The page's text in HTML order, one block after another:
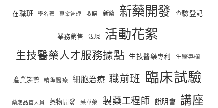
在職班 學名藥 專案管理 收購 新藥 新藥開發 查驗登記
業務銷售 法規 活動花絮
生技醫藥人才服務據點 生技醫藥專利 生醫專欄
產業趨勢 精準醫療 細胞治療 職前班 臨床試驗
藥廠品管人員 藥物開發 藥華藥 製藥工程師 說明會 講座